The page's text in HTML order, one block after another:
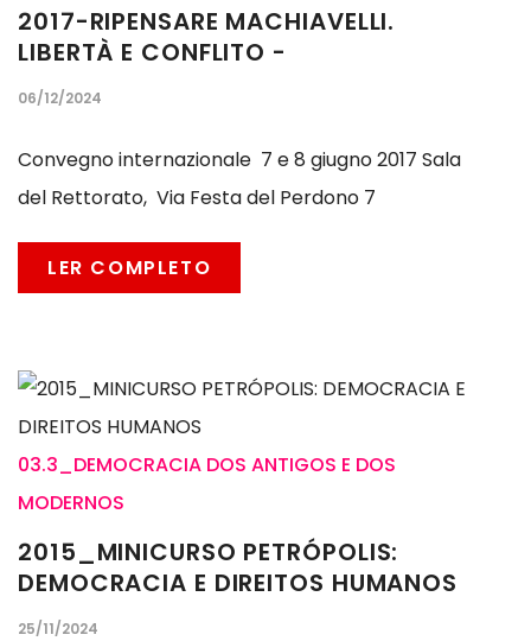
2017-RIPENSARE MACHIAVELLI.
LIBERTÀ E CONFLITO -
06/12/2024
Convegno internazionale 7 e 8 giugno 2017 Sala
del Rettorato, Via Festa del Perdono 7
LER COMPLETO
03.3_DEMOCRACIA DOS ANTIGOS E DOS
MODERNOS
2015_MINICURSO PETRÓPOLIS:
DEMOCRACIA E DIREITOS HUMANOS
25/11/2024